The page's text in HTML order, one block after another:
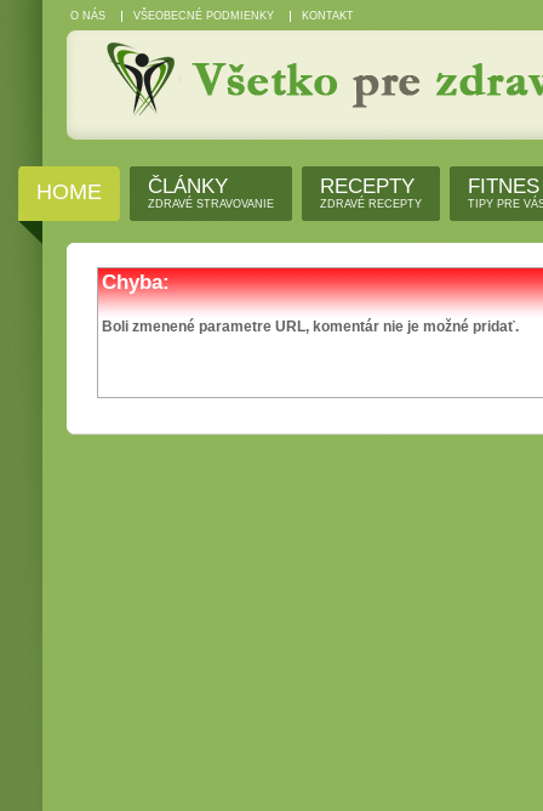
O NÁS VŠEOBECNÉ PODMIENKY KONTAKT
HOME ČLÁNKY
ZDRAVÉ STRAVOVANIE
RECEPTY
ZDRAVÉ RECEPTY
FITNES
TIPY PRE
Chyba:
Boli zmenené parametre URL, komentár nie je možné pridať.